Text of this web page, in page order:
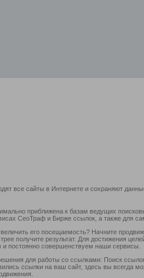
все сайты в Интернете и сохраняют
приближена к базам ведущих
СеоТраф и Бирже ссылок, а также для
его посещаемость? Начните
получите результат. Для достижения
постоянно совершенствуем наши сервисы.
для работы со ссылками: Поиск
ссылки на ваш сайт, здесь вы всегда